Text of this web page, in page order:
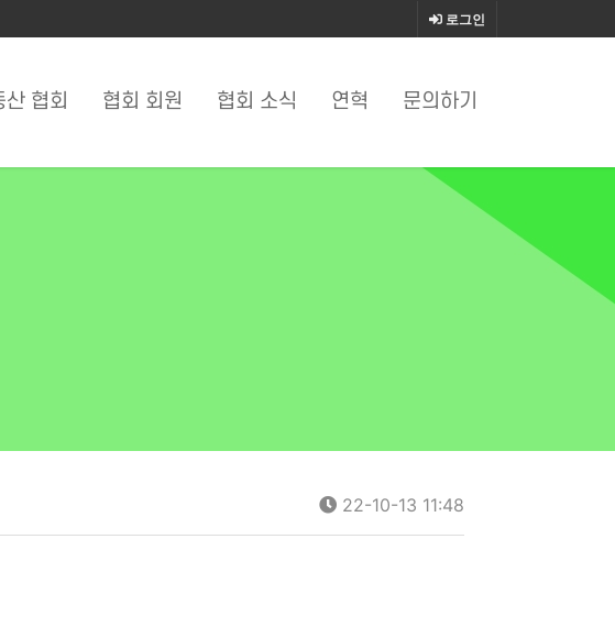
로그인
산 협회 협회 회원 협회 소식 연혁 문의하기
22-10-13 11:48